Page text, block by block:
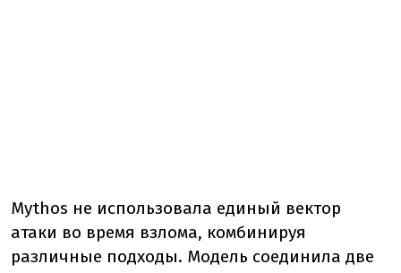
Mythos не использовала единый вектор
атаки во время взлома, комбинируя
различные подходы. Модель соединила две